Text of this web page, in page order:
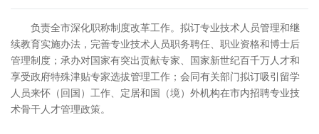
负责全市深化职称制度改革工作。拟订专业技术人员管理和继
续教育实施办法，完善专业技术人员职务聘任、职业资格和博士后
管理制度；承办对国家有突出贡献专家、国家新世纪百千万人才和
享受政府特殊津贴专家选拔管理工作；会同有关部门拟订吸引留学
人员来怀（回国）工作、定居和国（境）外机构在市内招聘专业技
术骨干人才管理政策。